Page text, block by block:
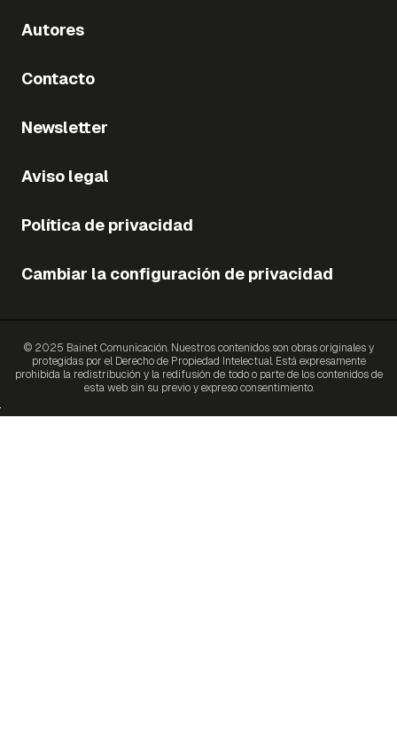
Autores
Contacto
Newsletter
Aviso legal
Política de privacidad
Cambiar la configuración de privacidad
© 2025 Bainet Comunicación. Nuestros contenidos son obras originales y
protegidas por el Derecho de Propiedad Intelectual. Está expresamente
prohibida la redistribución y la redifusión de todo o parte de los contenidos de
esta web sin su previo y expreso consentimiento.